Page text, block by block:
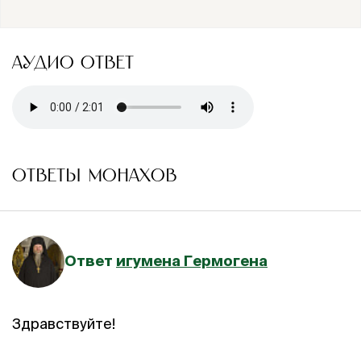
АУДИО ОТВЕТ
ОТВЕТЫ МОНАХОВ
Ответ игумена Гермогена
Здравствуйте!